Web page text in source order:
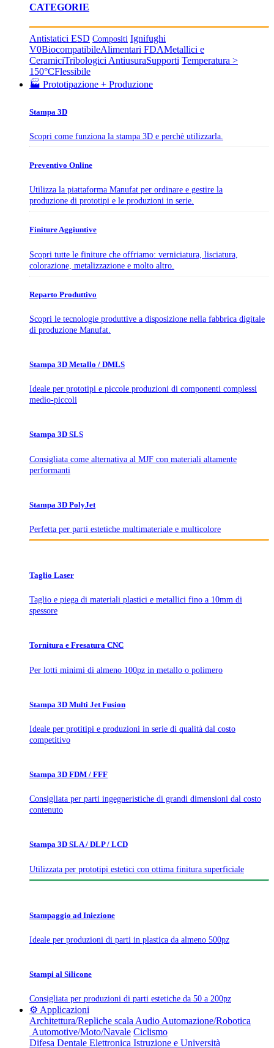
CATEGORIE
Antistatici ESD Compositi Ignifughi
V0BiocompatibileAlimentari FDAMetallici e
CeramiciTribologici AntiusuraSupporti Temperatura >
150°CFlessibile
🏭 Prototipazione + Produzione
Stampa 3D
Scopri come funziona la stampa 3D e perchè utilizzarla.
Preventivo Online
Utilizza la piattaforma Manufat per ordinare e gestire la
produzione di prototipi e le produzioni in serie.
Finiture Aggiuntive
Scopri tutte le finiture che offriamo: verniciatura, lisciatura,
colorazione, metalizzazione e molto altro.
Reparto Produttivo
Scopri le tecnologie produttive a disposizione nella fabbrica digitale
di produzione Manufat.
Stampa 3D Metallo / DMLS
Ideale per prototipi e piccole produzioni di componenti complessi
medio-piccoli
Stampa 3D SLS
Consigliata come alternativa al MJF con materiali altamente
performanti
Stampa 3D PolyJet
Perfetta per parti estetiche multimateriale e multicolore
Taglio Laser
Taglio e piega di materiali plastici e metallici fino a 10mm di
spessore
Tornitura e Fresatura CNC
Per lotti minimi di almeno 100pz in metallo o polimero
Stampa 3D Multi Jet Fusion
Ideale per protitipi e produzioni in serie di qualità dal costo
competitivo
Stampa 3D FDM / FFF
Consigliata per parti ingegneristiche di grandi dimensioni dal costo
contenuto
Stampa 3D SLA / DLP / LCD
Utilizzata per prototipi estetici con ottima finitura superficiale
Stampaggio ad Iniezione
Ideale per produzioni di parti in plastica da almeno 500pz
Stampi al Silicone
Consigliata per produzioni di parti estetiche da 50 a 200pz
⚙️ Applicazioni
Architettura/Repliche scala Audio Automazione/Robotica
Automotive/Moto/Navale Ciclismo
Difesa Dentale Elettronica Istruzione e Università